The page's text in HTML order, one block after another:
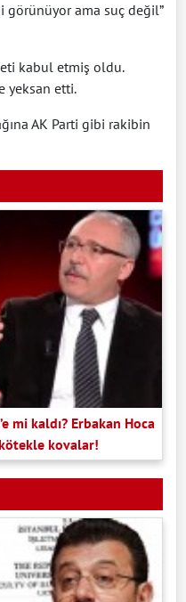
görünüyor ama suç değil”
kabul etmiş oldu.
yeksan etti.
AK Parti gibi rakibin
mi kaldı? Erbakan Hoca
kovalar!